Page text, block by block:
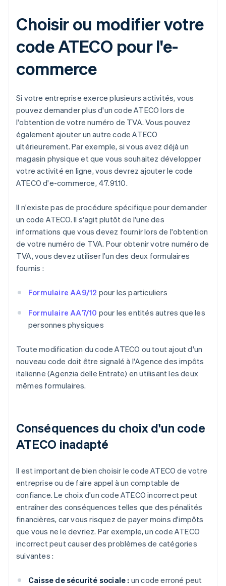
Choisir ou modifier votre
code ATECO pour l'e-
commerce
Si votre entreprise exerce plusieurs activités, vous
pouvez demander plus d'un code ATECO lors de
l'obtention de votre numéro de TVA. Vous pouvez
également ajouter un autre code ATECO
ultérieurement. Par exemple, si vous avez déjà un
magasin physique et que vous souhaitez développer
votre activité en ligne, vous devrez ajouter le code
ATECO d'e-commerce, 47.91.10.
Il n'existe pas de procédure spécifique pour demander
un code ATECO. Il s'agit plutôt de l'une des
informations que vous devez fournir lors de l'obtention
de votre numéro de TVA. Pour obtenir votre numéro de
TVA, vous devez utiliser l'un des deux formulaires
fournis :
Formulaire AA9/12 pour les particuliers
Formulaire AA7/10 pour les entités autres que les
personnes physiques
Toute modification du code ATECO ou tout ajout d'un
nouveau code doit être signalé à l'Agence des impôts
italienne (Agenzia delle Entrate) en utilisant les deux
mêmes formulaires.
Conséquences du choix d'un code
ATECO inadapté
Il est important de bien choisir le code ATECO de votre
entreprise ou de faire appel à un comptable de
confiance. Le choix d'un code ATECO incorrect peut
entraîner des conséquences telles que des pénalités
financières, car vous risquez de payer moins d'impôts
que vous ne le devriez. Par exemple, un code ATECO
incorrect peut causer des problèmes de catégories
suivantes :
Caisse de sécurité sociale : un code erroné peut